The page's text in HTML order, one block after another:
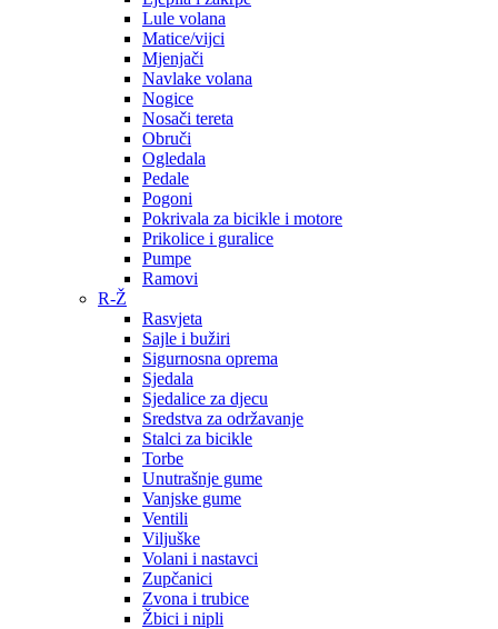
Lule volana
Matice/vijci
Mjenjači
Navlake volana
Nogice
Nosači tereta
Obruči
Ogledala
Pedale
Pogoni
Pokrivala za bicikle i motore
Prikolice i guralice
Pumpe
Ramovi
R-Ž
Rasvjeta
Sajle i bužiri
Sigurnosna oprema
Sjedala
Sjedalice za djecu
Sredstva za održavanje
Stalci za bicikle
Torbe
Unutrašnje gume
Vanjske gume
Ventili
Viljuške
Volani i nastavci
Zupčanici
Zvona i trubice
Žbici i nipli